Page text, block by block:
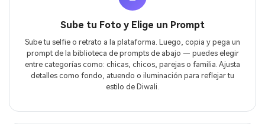
Sube tu Foto y Elige un Prompt
Sube tu selfie o retrato a la plataforma. Luego, copia y pega un
prompt de la biblioteca de prompts de abajo — puedes elegir
entre categorías como: chicas, chicos, parejas o familia. Ajusta
detalles como fondo, atuendo o iluminación para reflejar tu
estilo de Diwali.